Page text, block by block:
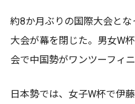
約8か月ぶりの国際大会とな
大会が幕を閉じた。男女W
会で中国勢がワンツーフィ
日本勢では、女子W杯で伊